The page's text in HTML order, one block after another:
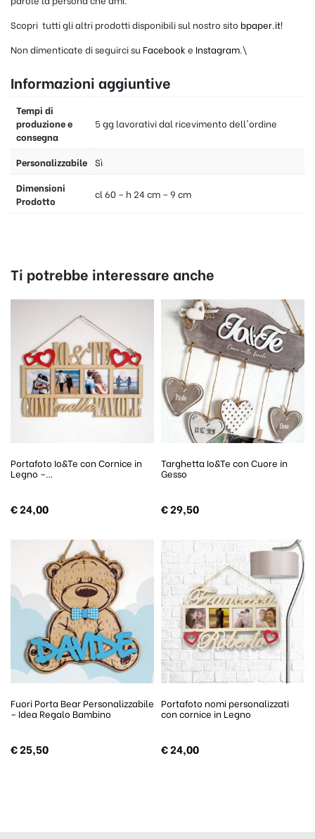
Scopri tutti gli altri prodotti disponibili sul nostro sito bpaper.it!
Non dimenticate di seguirci su Facebook e Instagram.\
Informazioni aggiuntive
Tempi di
produzione e
consegna
5 gg lavorativi dal ricevimento dell'ordine
Personalizzabile Sì
Dimensioni
Prodotto
cl 60 – h 24 cm – 9 cm
Ti potrebbe interessare anche
Portafoto Io&Te con Cornice in
Legno –…
€24,00
Targhetta Io&Te con Cuore in
Gesso
€29,50
Fuori Porta Bear Personalizzabile
– Idea Regalo Bambino
€25,50
Portafoto nomi personalizzati
con cornice in Legno
€24,00